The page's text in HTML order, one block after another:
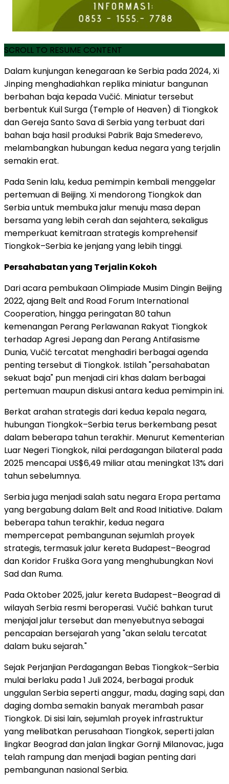
SCROLL TO RESUME CONTENT
Dalam kunjungan kenegaraan ke Serbia pada 2024, Xi
Jinping menghadiahkan replika miniatur bangunan
berbahan baja kepada Vučić. Miniatur tersebut
berbentuk Kuil Surga (Temple of Heaven) di Tiongkok
dan Gereja Santo Sava di Serbia yang terbuat dari
bahan baja hasil produksi Pabrik Baja Smederevo,
melambangkan hubungan kedua negara yang terjalin
semakin erat.
Pada Senin lalu, kedua pemimpin kembali menggelar
pertemuan di Beijing. Xi mendorong Tiongkok dan
Serbia untuk membuka jalur menuju masa depan
bersama yang lebih cerah dan sejahtera, sekaligus
memperkuat kemitraan strategis komprehensif
Tiongkok–Serbia ke jenjang yang lebih tinggi.
Persahabatan yang Terjalin Kokoh
Dari acara pembukaan Olimpiade Musim Dingin Beijing
2022, ajang Belt and Road Forum International
Cooperation, hingga peringatan 80 tahun
kemenangan Perang Perlawanan Rakyat Tiongkok
terhadap Agresi Jepang dan Perang Antifasisme
Dunia, Vučić tercatat menghadiri berbagai agenda
penting tersebut di Tiongkok. Istilah "persahabatan
sekuat baja" pun menjadi ciri khas dalam berbagai
pertemuan maupun diskusi antara kedua pemimpin ini.
Berkat arahan strategis dari kedua kepala negara,
hubungan Tiongkok–Serbia terus berkembang pesat
dalam beberapa tahun terakhir. Menurut Kementerian
Luar Negeri Tiongkok, nilai perdagangan bilateral pada
2025 mencapai US$6,49 miliar atau meningkat 13% dari
tahun sebelumnya.
Serbia juga menjadi salah satu negara Eropa pertama
yang bergabung dalam Belt and Road Initiative. Dalam
beberapa tahun terakhir, kedua negara
mempercepat pembangunan sejumlah proyek
strategis, termasuk jalur kereta Budapest–Beograd
dan Koridor Fruška Gora yang menghubungkan Novi
Sad dan Ruma.
Pada Oktober 2025, jalur kereta Budapest–Beograd di
wilayah Serbia resmi beroperasi. Vučić bahkan turut
menjajal jalur tersebut dan menyebutnya sebagai
pencapaian bersejarah yang "akan selalu tercatat
dalam buku sejarah."
Sejak Perjanjian Perdagangan Bebas Tiongkok–Serbia
mulai berlaku pada 1 Juli 2024, berbagai produk
unggulan Serbia seperti anggur, madu, daging sapi, dan
daging domba semakin banyak merambah pasar
Tiongkok. Di sisi lain, sejumlah proyek infrastruktur
yang melibatkan perusahaan Tiongkok, seperti jalan
lingkar Beograd dan jalan lingkar Gornji Milanovac, juga
telah rampung dan menjadi bagian penting dari
pembangunan nasional Serbia.